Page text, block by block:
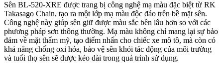
Sên BL-520-XRE được trang bị công nghệ mạ màu đặc biệt từ RK
Takasago Chain, tạo ra một lớp mạ màu độc đáo trên bề mặt sên.
Công nghệ này giúp sên giữ được màu sắc bền lâu hơn so với các
phương pháp sơn thông thường. Mạ màu không chỉ mang lại sự bảo
đảm về mặt thẩm mỹ, tạo điểm nhấn cho chiếc xe mô tô, mà còn có
khả năng chống oxi hóa, bảo vệ sên khỏi tác động của môi trường
và tuổi thọ sên sẽ được kéo dài trong quá trình sử dụng.